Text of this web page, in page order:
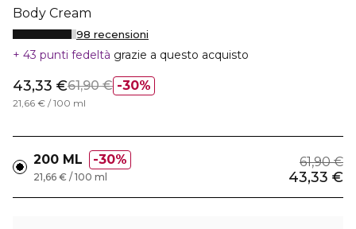
Body Cream
98 recensioni
43 punti fedeltà grazie a questo acquisto
30%
43,33 €61,90 €
21,66 € / 100 ml
200 ML 30% 61,90 €
43,33 €
21,66 € / 100 ml